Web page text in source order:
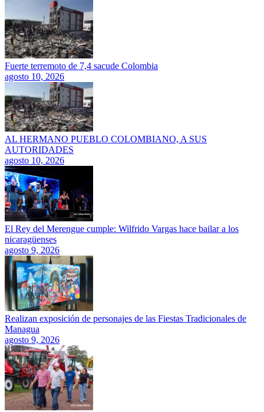
Fuerte terremoto de 7,4 sacude Colombia
agosto 10, 2026
AL HERMANO PUEBLO COLOMBIANO, A SUS
AUTORIDADES
agosto 10, 2026
El Rey del Merengue cumple: Wilfrido Vargas hace bailar a los
nicaragüenses
agosto 9, 2026
Realizan exposición de personajes de las Fiestas Tradicionales de
Managua
agosto 9, 2026